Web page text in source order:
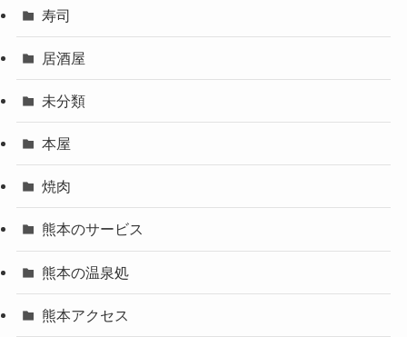
寿司
居酒屋
未分類
本屋
焼肉
熊本のサービス
熊本の温泉処
熊本アクセス